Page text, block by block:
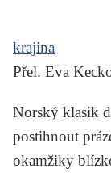
krajina
Přel. Eva
Norský klasik
postihnout
okamžiky